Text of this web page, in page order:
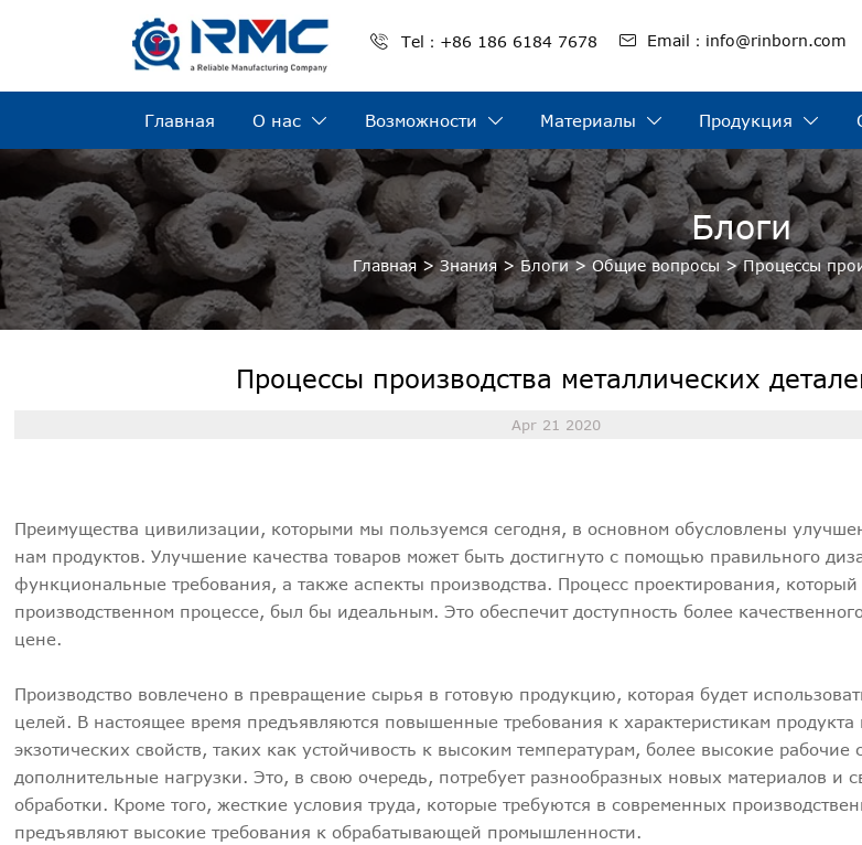
 Tel：+86 186 6184 7678  Email：info@rinborn.com
Главная О нас  Возможности  Материалы  Продукция 
Блоги
Главная>Знания> Блоги> Общие вопросы>Процессы
Процессы производства металлических
Apr 21 2020
Преимущества цивилизации, которыми мы пользуемся сегодня, в основном обусловлены
нам продуктов. Улучшение качества товаров может быть достигнуто с помощью правильного
функциональные требования, а также аспекты производства. Процесс проектирования,
производственном процессе, был бы идеальным. Это обеспечит доступность более
цене.
Производство вовлечено в превращение сырья в готовую продукцию, которая будет
целей. В настоящее время предъявляются повышенные требования к характеристикам продукта
экзотических свойств, таких как устойчивость к высоким температурам, более высокие рабочие
дополнительные нагрузки. Это, в свою очередь, потребует разнообразных новых материалов и
обработки. Кроме того, жесткие условия труда, которые требуются в современных
предъявляют высокие требования к обрабатывающей промышленности.